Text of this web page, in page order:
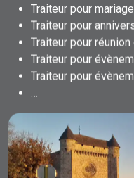
Traiteur pour mariage
Traiteur pour
Traiteur pour
Traiteur pour
Traiteur pour